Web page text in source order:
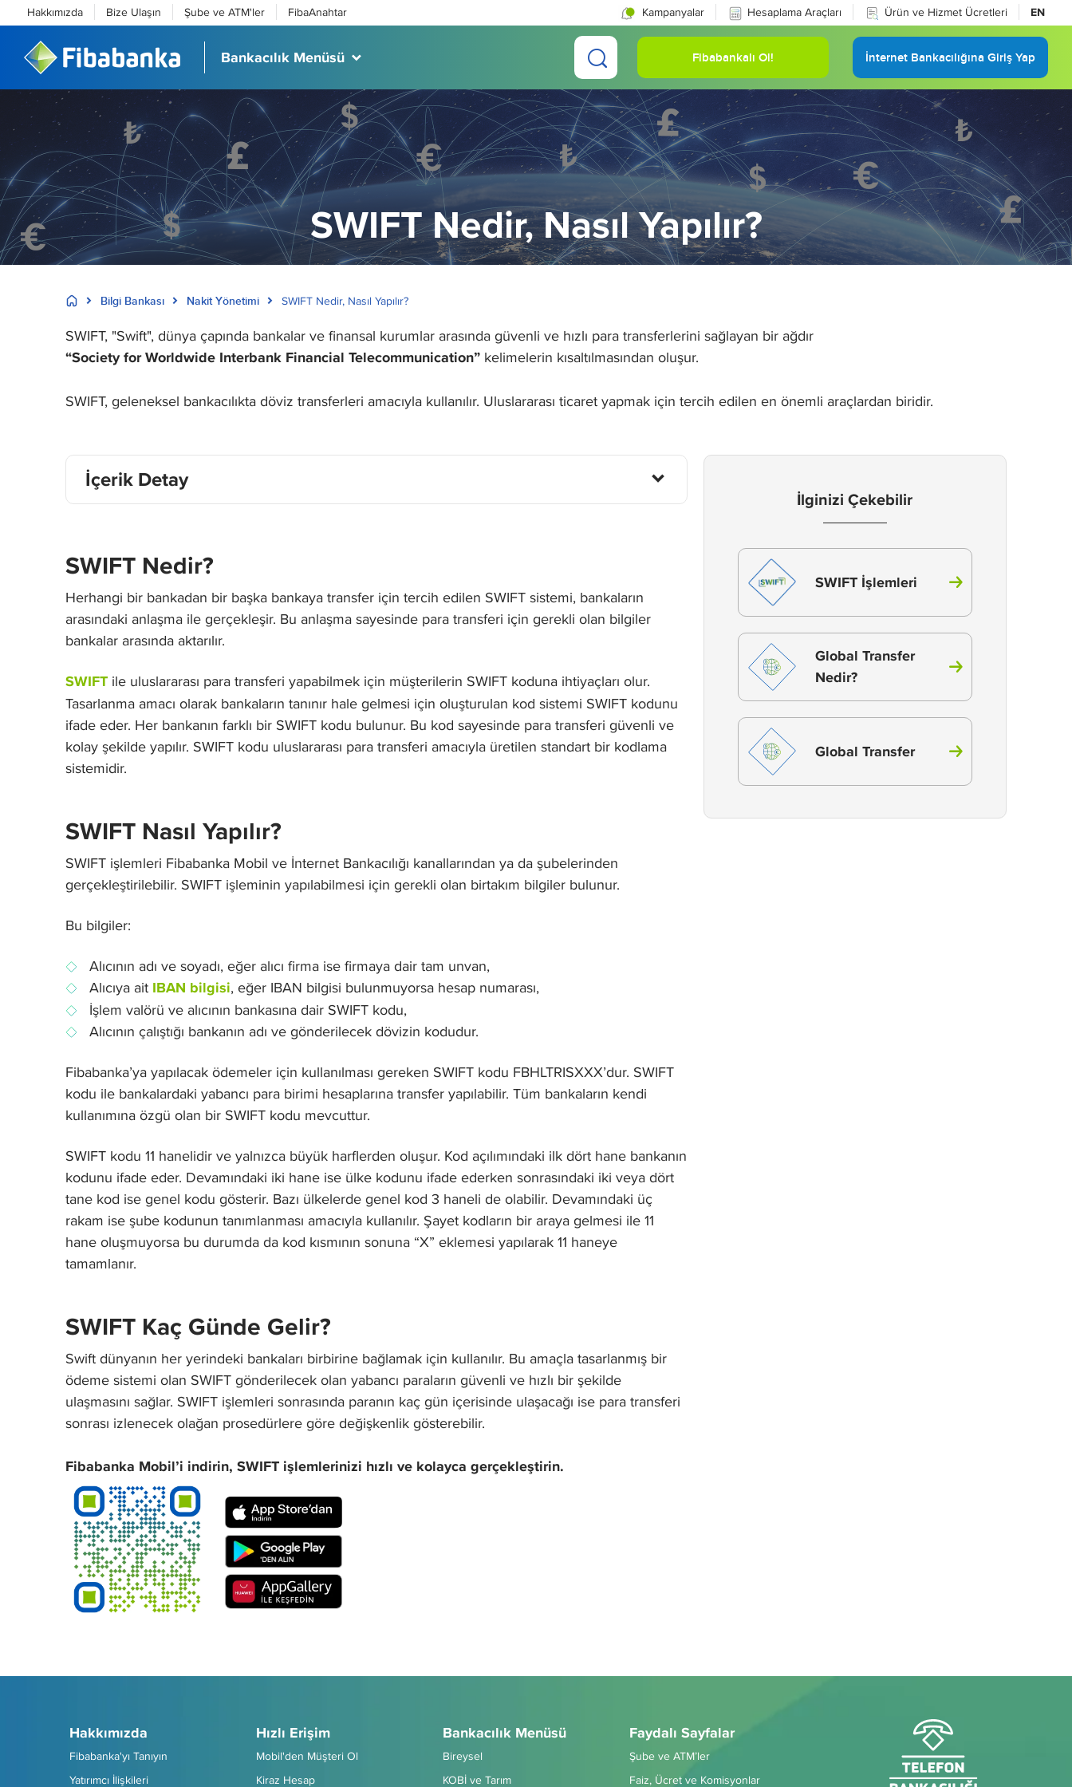
SWIFT Nedir, Nasıl Yapılır?
Kampanyalar Hesaplama Araçları Ürün ve Hizmet Ücretleri EN
Hakkımızda Bize Ulaşın Şube ve ATM'ler FibaAnahtar
Bankacılık Menüsü Fibabankalı Ol! İnternet Bankacılığına Giriş Yap
Bilgi Bankası Nakit Yönetimi SWIFT Nedir, Nasıl Yapılır?
SWIFT, "Swift", dünya çapında bankalar ve finansal kurumlar arasında güvenli ve hızlı para transferlerini sağlayan bir ağdır
“Society for Worldwide Interbank Financial Telecommunication” kelimelerin kısaltılmasından oluşur.
SWIFT, geleneksel bankacılıkta döviz transferleri amacıyla kullanılır. Uluslararası ticaret yapmak için tercih edilen en önemli araçlardan biridir.
İçerik Detay
SWIFT Nedir?
Herhangi bir bankadan bir başka bankaya transfer için tercih edilen SWIFT sistemi, bankaların
arasındaki anlaşma ile gerçekleşir. Bu anlaşma sayesinde para transferi için gerekli olan bilgiler
bankalar arasında aktarılır.
SWIFT ile uluslararası para transferi yapabilmek için müşterilerin SWIFT koduna ihtiyaçları olur.
Tasarlanma amacı olarak bankaların tanınır hale gelmesi için oluşturulan kod sistemi SWIFT kodunu
ifade eder. Her bankanın farklı bir SWIFT kodu bulunur. Bu kod sayesinde para transferi güvenli ve
kolay şekilde yapılır. SWIFT kodu uluslararası para transferi amacıyla üretilen standart bir kodlama
sistemidir.
SWIFT Nasıl Yapılır?
SWIFT işlemleri Fibabanka Mobil ve İnternet Bankacılığı kanallarından ya da şubelerinden
gerçekleştirilebilir. SWIFT işleminin yapılabilmesi için gerekli olan birtakım bilgiler bulunur.
Bu bilgiler:
Alıcının adı ve soyadı, eğer alıcı firma ise firmaya dair tam unvan,
Alıcıya ait IBAN bilgisi, eğer IBAN bilgisi bulunmuyorsa hesap numarası,
İşlem valörü ve alıcının bankasına dair SWIFT kodu,
Alıcının çalıştığı bankanın adı ve gönderilecek dövizin kodudur.
Fibabanka’ya yapılacak ödemeler için kullanılması gereken SWIFT kodu FBHLTRISXXX’dur. SWIFT
kodu ile bankalardaki yabancı para birimi hesaplarına transfer yapılabilir. Tüm bankaların kendi
kullanımına özgü olan bir SWIFT kodu mevcuttur.
SWIFT kodu 11 hanelidir ve yalnızca büyük harflerden oluşur. Kod açılımındaki ilk dört hane bankanın
kodunu ifade eder. Devamındaki iki hane ise ülke kodunu ifade ederken sonrasındaki iki veya dört
tane kod ise genel kodu gösterir. Bazı ülkelerde genel kod 3 haneli de olabilir. Devamındaki üç
rakam ise şube kodunun tanımlanması amacıyla kullanılır. Şayet kodların bir araya gelmesi ile 11
hane oluşmuyorsa bu durumda da kod kısmının sonuna “X” eklemesi yapılarak 11 haneye
tamamlanır.
SWIFT Kaç Günde Gelir?
Swift dünyanın her yerindeki bankaları birbirine bağlamak için kullanılır. Bu amaçla tasarlanmış bir
ödeme sistemi olan SWIFT gönderilecek olan yabancı paraların güvenli ve hızlı bir şekilde
ulaşmasını sağlar. SWIFT işlemleri sonrasında paranın kaç gün içerisinde ulaşacağı ise para transferi
sonrası izlenecek olağan prosedürlere göre değişkenlik gösterebilir.
Fibabanka Mobil’i indirin, SWIFT işlemlerinizi hızlı ve kolayca gerçekleştirin.
İlginizi Çekebilir
SWIFT İşlemleri
Global Transfer
Nedir?
Global Transfer
Hakkımızda
Fibabanka'yı Tanıyın
Yatırımcı İlişkileri
Hızlı Erişim
Mobil'den Müşteri Ol
Kiraz Hesap
Bankacılık Menüsü
Bireysel
KOBİ ve Tarım
Faydalı Sayfalar
Şube ve ATM’ler
Faiz, Ücret ve Komisyonlar